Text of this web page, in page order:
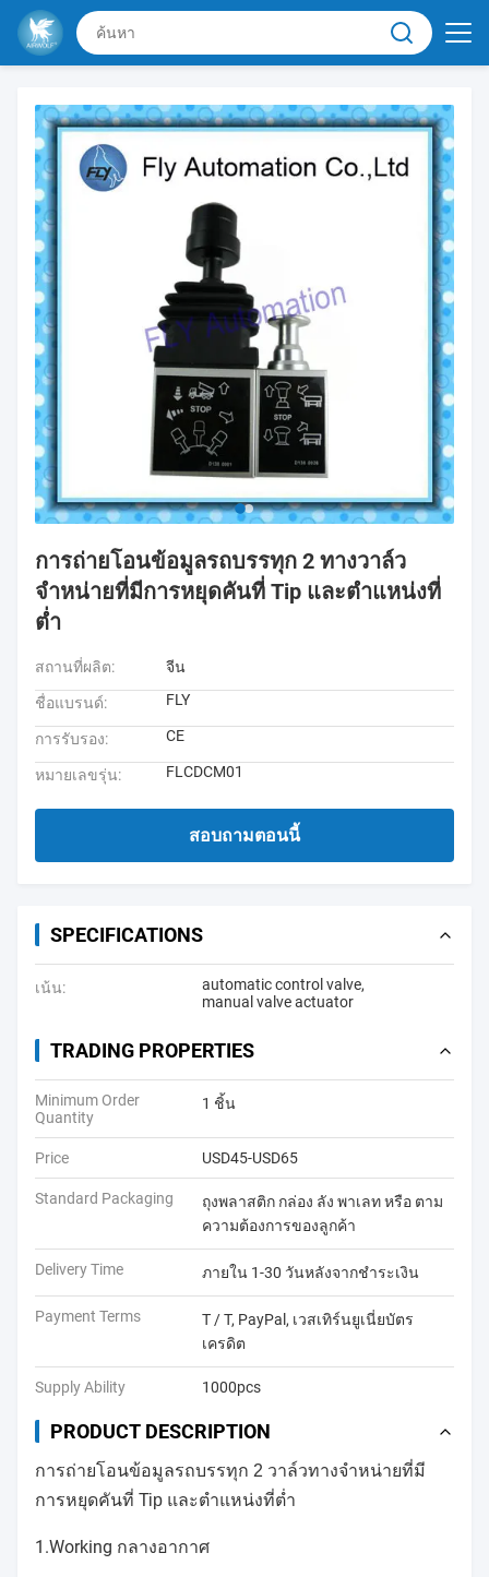
การถ่ายโอนข้อมูลรถบรรทุก 2 ทางวาล์ว
จำหน่ายที่มีการหยุดคันที่ Tip และตำแหน่งที่
ต่ำ
สถานที่ผลิต: จีน
ชื่อแบรนด์: FLY
การรับรอง: CE
หมายเลขรุ่น: FLCDCM01
สอบถามตอนนี้
SPECIFICATIONS
เน้น: automatic control valve,
manual valve actuator
TRADING PROPERTIES
Minimum Order
Quantity
1 ชิ้น
Price USD45-USD65
Standard Packaging
ถุงพลาสติก กล่อง ลัง พาเลท หรือ ตาม
ความต้องการของลูกค้า
Delivery Time ภายใน 1-30 วันหลังจากชำระเงิน
Payment Terms
T / T, PayPal, เวสเทิร์นยูเนี่ยบัตร
เครดิต
Supply Ability 1000pcs
PRODUCT DESCRIPTION
การถ่ายโอนข้อมูลรถบรรทุก 2 วาล์วทางจำหน่ายที่มี
การหยุดคันที่ Tip และตำแหน่งที่ต่ำ
1.Working กลางอากาศ